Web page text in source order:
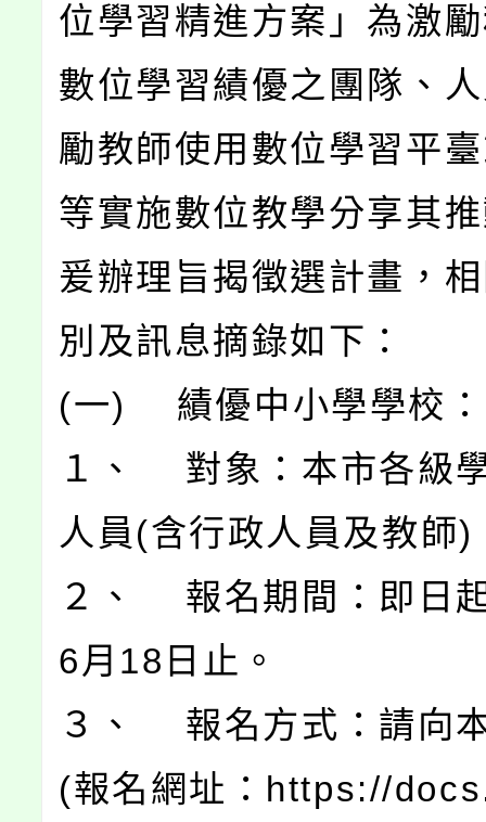
位學習精進方案」為激
數位學習績優之團隊、
勵教師使用數位學習平
等實施數位教學分享其
爰辦理旨揭徵選計畫，
別及訊息摘錄如下：
(一) 績優中小學學校：
１、 對象：本市各級
人員(含行政人員及教師)
２、 報名期間：即日
6月18日止。
３、 報名方式：請向
(報名網址：https://